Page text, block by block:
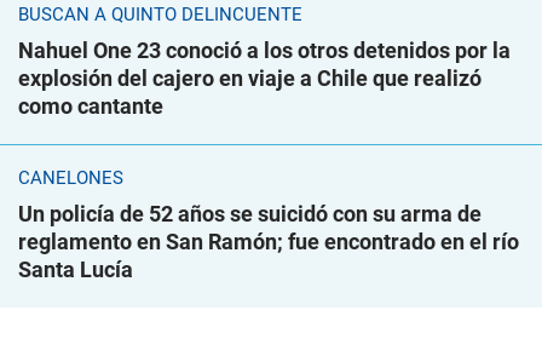
BUSCAN A QUINTO DELINCUENTE
Nahuel One 23 conoció a los otros detenidos por la
explosión del cajero en viaje a Chile que realizó
como cantante
CANELONES
Un policía de 52 años se suicidó con su arma de
reglamento en San Ramón; fue encontrado en el río
Santa Lucía